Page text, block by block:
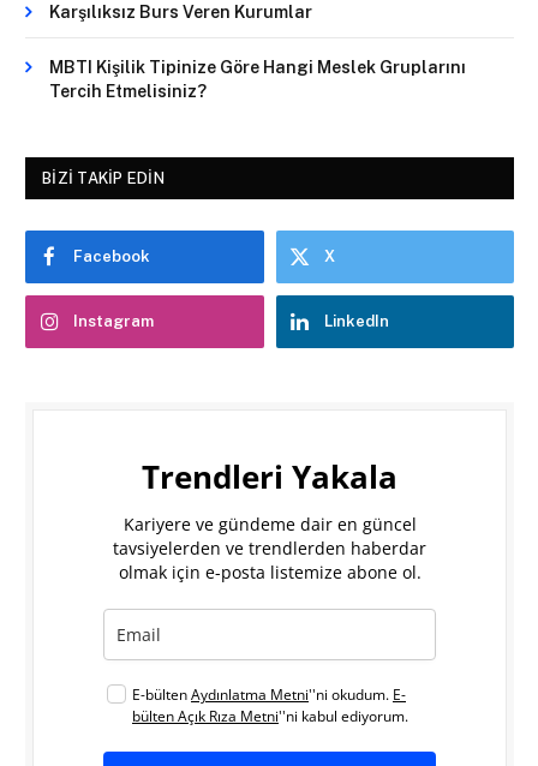
Karşılıksız Burs Veren Kurumlar
MBTI Kişilik Tipinize Göre Hangi Meslek Gruplarını
Tercih Etmelisiniz?
BIZI TAKIP EDIN
Facebook X
Instagram LinkedIn
Trendleri Yakala
Kariyere ve gündeme dair en güncel
tavsiyelerden ve trendlerden haberdar
olmak için e-posta listemize abone ol.
E-bültenAydınlatma Metni''ni okudum. E-
bülten Açık Rıza Metni''ni kabul ediyorum.